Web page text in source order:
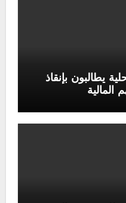
يطالبون بإنقاذ